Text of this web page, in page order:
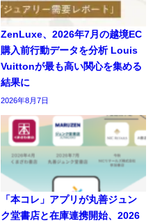
ZenLuxe、2026年7月の越境EC
購入前行動データを分析 Louis
Vuittonが最も高い関心を集める
結果に
2026年8月7日
「本コレ」アプリが丸善ジュン
ク堂書店と在庫連携開始、2026